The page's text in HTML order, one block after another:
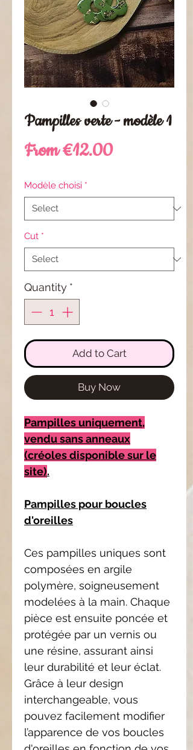
Pampilles verte - modèle 1
From€12.00Sale
Modèle choisi *
Cut *
Quantity *
Add to Cart
Buy Now
Pampilles uniquement,
vendu sans anneaux
(créoles disponible sur le
site).
Pampilles pour boucles
d'oreilles
Ces pampilles uniques sont
composées en argile
polymère, soigneusement
modelées à la main. Chaque
pièce est ensuite poncée et
protégée par un vernis ou
une résine, assurant ainsi
leur durabilité et leur éclat.
Grâce à leur design
interchangeable, vous
pouvez facilement modifier
l’apparence de vos boucles